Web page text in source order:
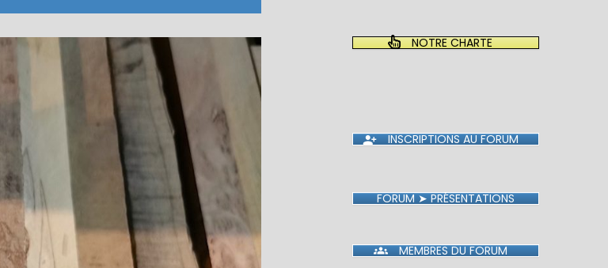
NOTRE CHARTE
INSCRIPTIONS AU FORUM
FORUM ➤ PRÉSENTATIONS
MEMBRES DU FORUM